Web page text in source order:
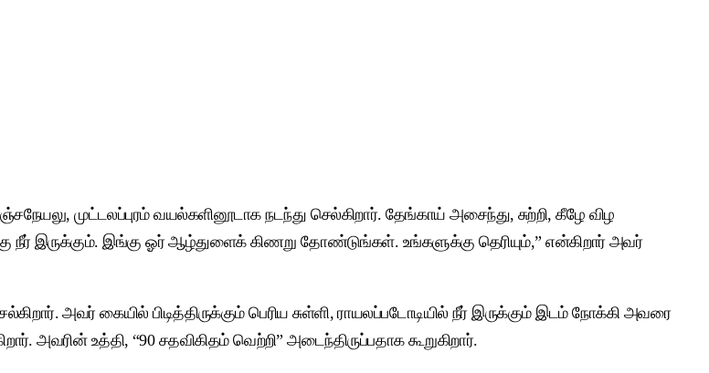
முட்டலப்புரம் வயல்களினூடாக நடந்து செல்கிறார். தேங்காய் அசைந்து, சுற்றி, கீழே விழ
நீர் இருக்கும். இங்கு ஓர் ஆழ்துளைக் கிணறு தோண்டுங்கள். உங்களுக்கு தெரியும்,” என்கிறார் அவர்
அவர் கையில் பிடித்திருக்கும் பெரிய சுள்ளி, ராயலப்படோடியில் நீர் இருக்கும் இடம் நோக்கி அவரை
அவரின் உத்தி, “90 சதவிகிதம் வெற்றி” அடைந்திருப்பதாக கூறுகிறார்.